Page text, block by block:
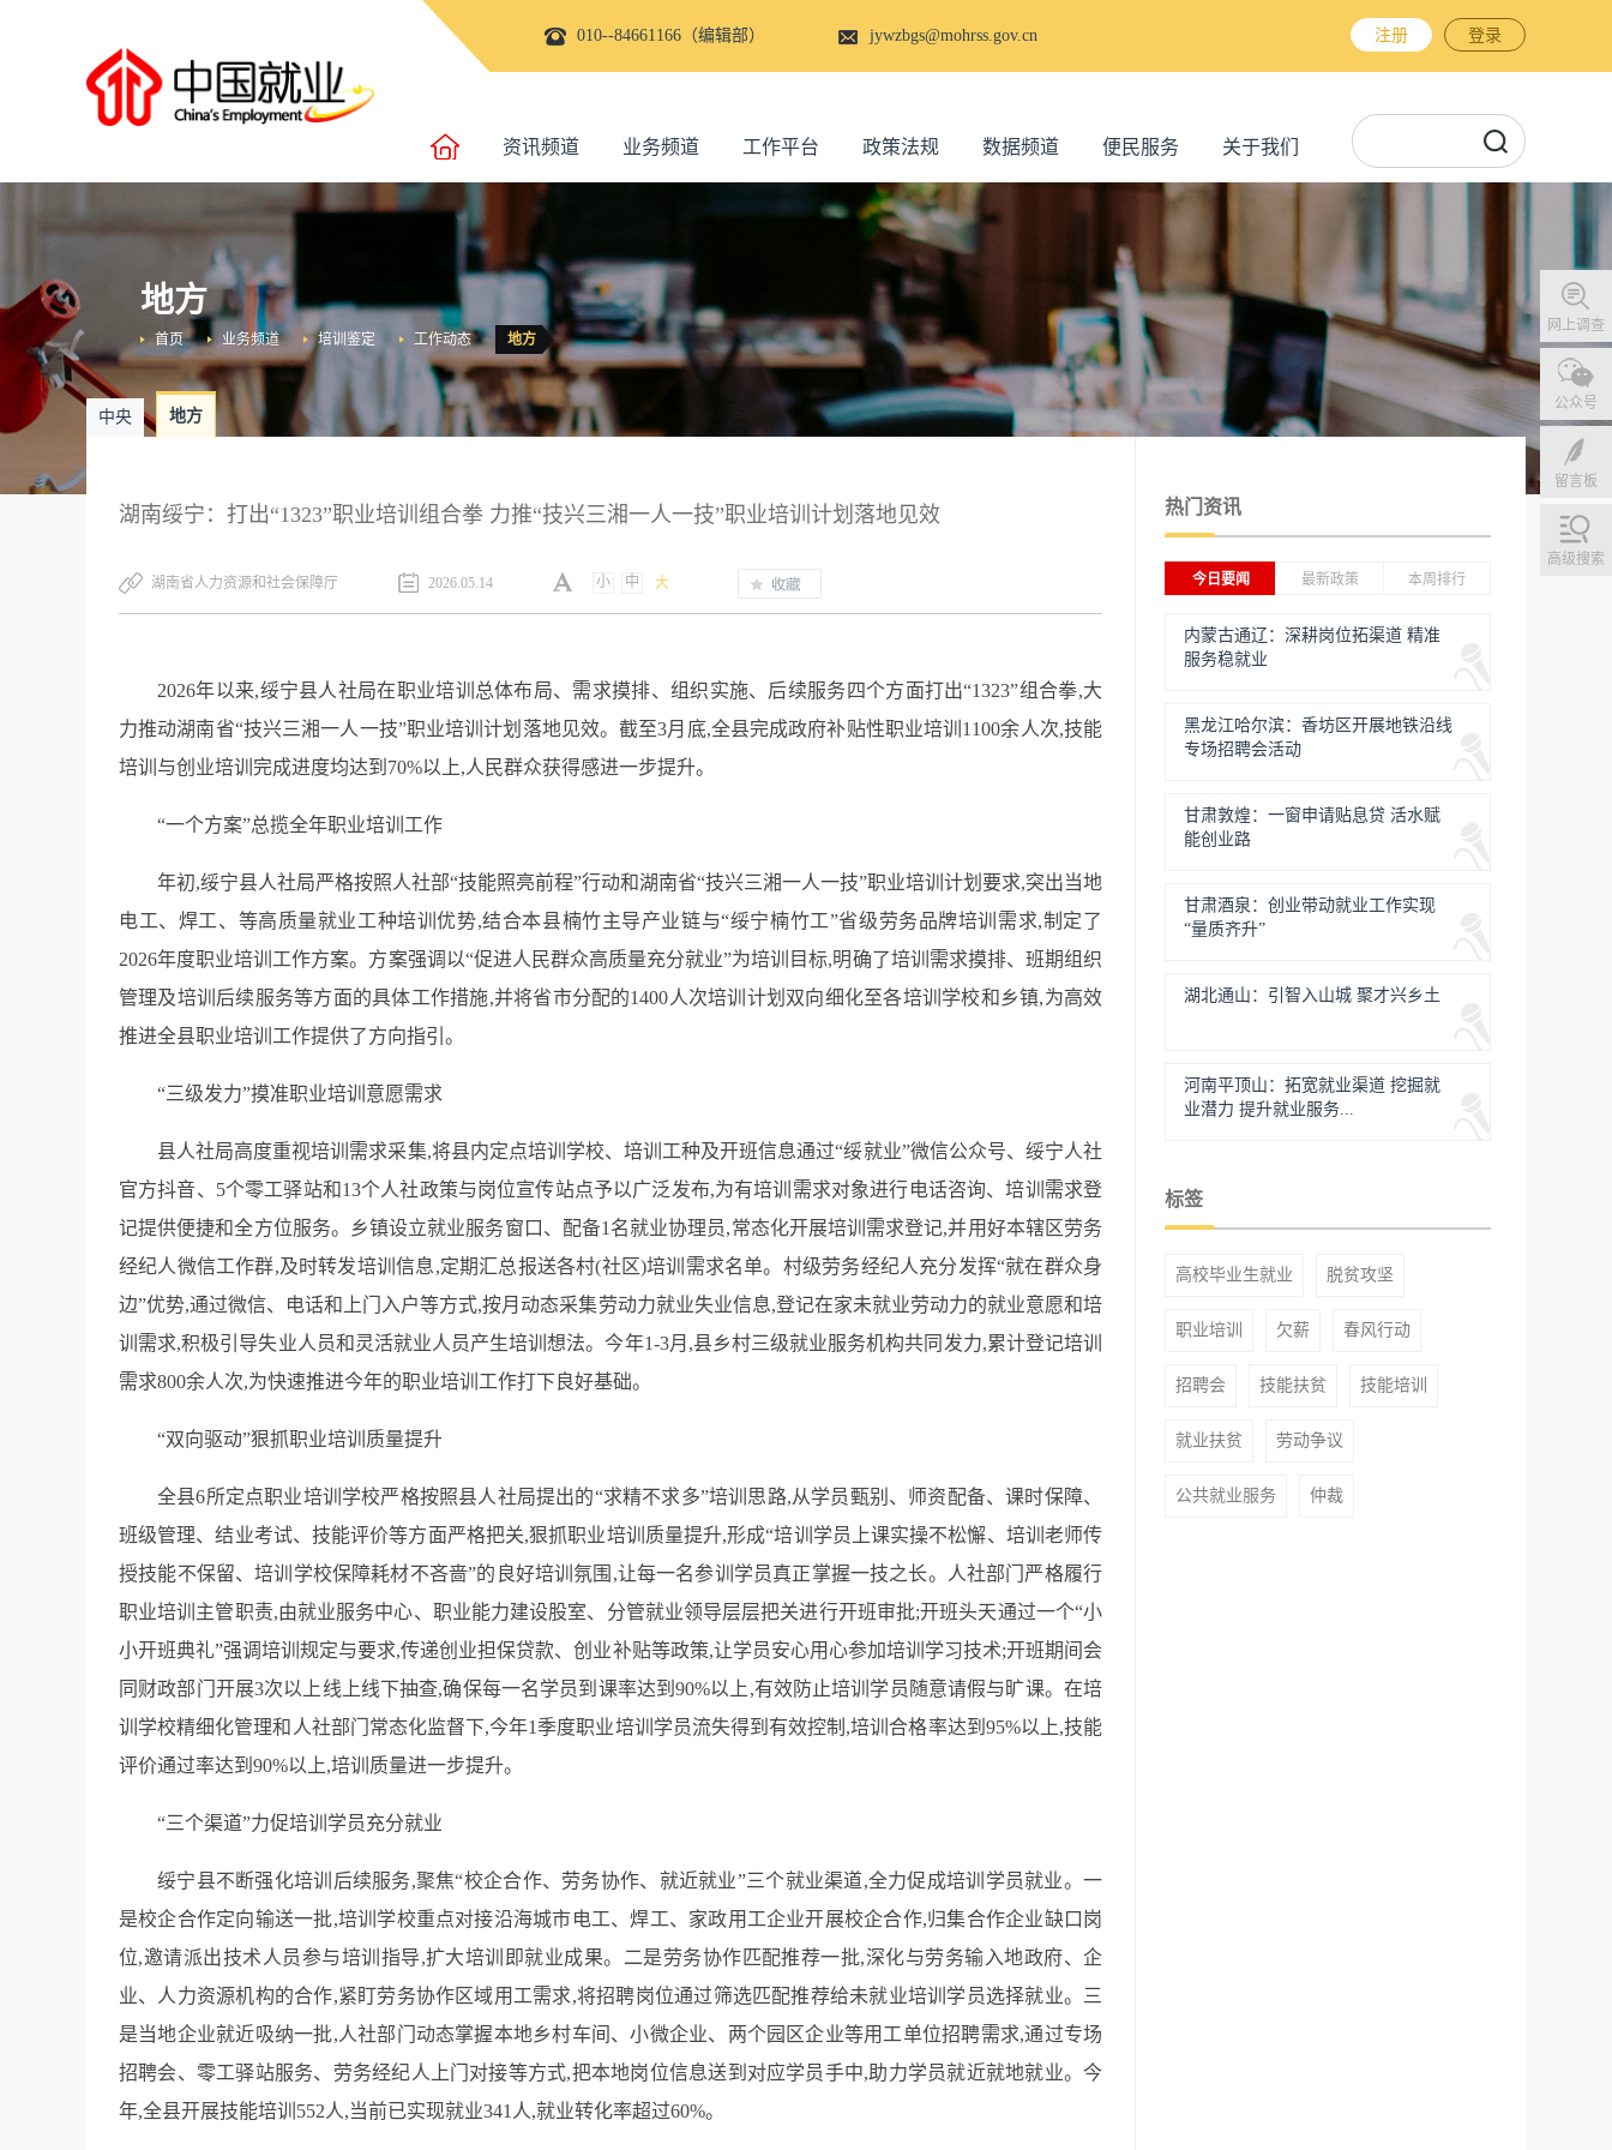
010--84661166（编辑部） jywzbgs@mohrss.gov.cn 注册 登录
资讯频道 业务频道 工作平台 政策法规 数据频道 便民服务 关于我们
网上调查
公众号
留言板
高级搜索
地方
地方
工作动态
培训鉴定
业务频道
首页
中央 地方
湖南绥宁：打出“1323”职业培训组合拳 力推“技兴三湘一人一技”职业培训计划落地见效
湖南省人力资源和社会保障厅 2026.05.14 小 中 大
2026年以来,绥宁县人社局在职业培训总体布局、需求摸排、组织实施、后续服务四个方面打出“1323”组合拳,大
力推动湖南省“技兴三湘一人一技”职业培训计划落地见效。截至3月底,全县完成政府补贴性职业培训1100余人次,技能
培训与创业培训完成进度均达到70%以上,人民群众获得感进一步提升。
“一个方案”总揽全年职业培训工作
年初,绥宁县人社局严格按照人社部“技能照亮前程”行动和湖南省“技兴三湘一人一技”职业培训计划要求,突出当地
电工、焊工、等高质量就业工种培训优势,结合本县楠竹主导产业链与“绥宁楠竹工”省级劳务品牌培训需求,制定了
2026年度职业培训工作方案。方案强调以“促进人民群众高质量充分就业”为培训目标,明确了培训需求摸排、班期组织
管理及培训后续服务等方面的具体工作措施,并将省市分配的1400人次培训计划双向细化至各培训学校和乡镇,为高效
推进全县职业培训工作提供了方向指引。
“三级发力”摸准职业培训意愿需求
县人社局高度重视培训需求采集,将县内定点培训学校、培训工种及开班信息通过“绥就业”微信公众号、绥宁人社
官方抖音、5个零工驿站和13个人社政策与岗位宣传站点予以广泛发布,为有培训需求对象进行电话咨询、培训需求登
记提供便捷和全方位服务。乡镇设立就业服务窗口、配备1名就业协理员,常态化开展培训需求登记,并用好本辖区劳务
经纪人微信工作群,及时转发培训信息,定期汇总报送各村(社区)培训需求名单。村级劳务经纪人充分发挥“就在群众身
边”优势,通过微信、电话和上门入户等方式,按月动态采集劳动力就业失业信息,登记在家未就业劳动力的就业意愿和培
训需求,积极引导失业人员和灵活就业人员产生培训想法。今年1-3月,县乡村三级就业服务机构共同发力,累计登记培训
需求800余人次,为快速推进今年的职业培训工作打下良好基础。
“双向驱动”狠抓职业培训质量提升
全县6所定点职业培训学校严格按照县人社局提出的“求精不求多”培训思路,从学员甄别、师资配备、课时保障、
班级管理、结业考试、技能评价等方面严格把关,狠抓职业培训质量提升,形成“培训学员上课实操不松懈、培训老师传
授技能不保留、培训学校保障耗材不吝啬”的良好培训氛围,让每一名参训学员真正掌握一技之长。人社部门严格履行
职业培训主管职责,由就业服务中心、职业能力建设股室、分管就业领导层层把关进行开班审批;开班头天通过一个“小
小开班典礼”强调培训规定与要求,传递创业担保贷款、创业补贴等政策,让学员安心用心参加培训学习技术;开班期间会
同财政部门开展3次以上线上线下抽查,确保每一名学员到课率达到90%以上,有效防止培训学员随意请假与旷课。在培
训学校精细化管理和人社部门常态化监督下,今年1季度职业培训学员流失得到有效控制,培训合格率达到95%以上,技能
评价通过率达到90%以上,培训质量进一步提升。
“三个渠道”力促培训学员充分就业
绥宁县不断强化培训后续服务,聚焦“校企合作、劳务协作、就近就业”三个就业渠道,全力促成培训学员就业。一
是校企合作定向输送一批,培训学校重点对接沿海城市电工、焊工、家政用工企业开展校企合作,归集合作企业缺口岗
位,邀请派出技术人员参与培训指导,扩大培训即就业成果。二是劳务协作匹配推荐一批,深化与劳务输入地政府、企
业、人力资源机构的合作,紧盯劳务协作区域用工需求,将招聘岗位通过筛选匹配推荐给未就业培训学员选择就业。三
是当地企业就近吸纳一批,人社部门动态掌握本地乡村车间、小微企业、两个园区企业等用工单位招聘需求,通过专场
招聘会、零工驿站服务、劳务经纪人上门对接等方式,把本地岗位信息送到对应学员手中,助力学员就近就地就业。今
年,全县开展技能培训552人,当前已实现就业341人,就业转化率超过60%。
热门资讯
今日要闻 最新政策 本周排行
内蒙古通辽：深耕岗位拓渠道 精准
服务稳就业
黑龙江哈尔滨：香坊区开展地铁沿线
专场招聘会活动
甘肃敦煌：一窗申请贴息贷 活水赋
能创业路
甘肃酒泉：创业带动就业工作实现
“量质齐升”
湖北通山：引智入山城 聚才兴乡土
河南平顶山：拓宽就业渠道 挖掘就
业潜力 提升就业服务...
标签
高校毕业生就业 脱贫攻坚
职业培训 欠薪 春风行动
招聘会 技能扶贫 技能培训
就业扶贫 劳动争议
公共就业服务 仲裁